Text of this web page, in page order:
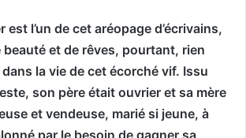
est l’un de cet aréopage d’écrivains,
et de rêves, pourtant, rien
la vie de cet écorché vif. Issu
son père était ouvrier et sa mère
et vendeuse, marié si jeune, à